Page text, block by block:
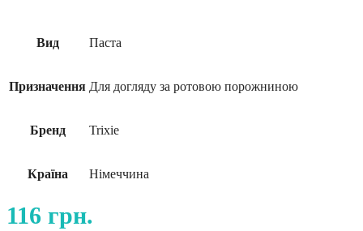
Вид Паста
Призначення Для догляду за ротовою порожниною
Бренд Trixie
Країна Німеччина
116 грн.